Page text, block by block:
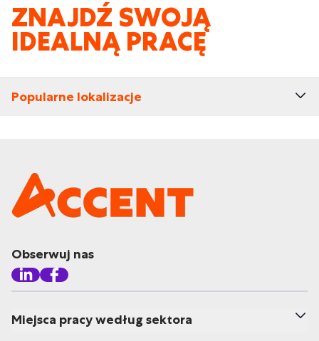
ZNAJDŹ SWOJĄ
IDEALNĄ PRACĘ
Popularne lokalizacje
Obserwuj nas
Miejsca pracy według sektora